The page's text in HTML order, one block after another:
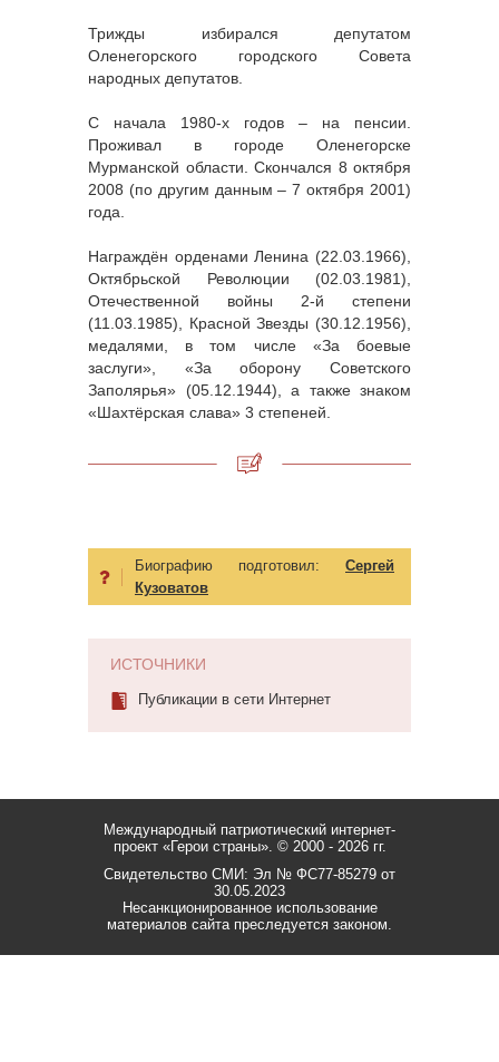
Трижды избирался депутатом
Оленегорского городского Совета
народных депутатов.
С начала 1980-х годов – на пенсии.
Проживал в городе Оленегорске
Мурманской области. Скончался 8 октября
2008 (по другим данным – 7 октября 2001)
года.
Награждён орденами Ленина (22.03.1966),
Октябрьской Революции (02.03.1981),
Отечественной войны 2-й степени
(11.03.1985), Красной Звезды (30.12.1956),
медалями, в том числе «За боевые
заслуги», «За оборону Советского
Заполярья» (05.12.1944), а также знаком
«Шахтёрская слава» 3 степеней.
Биографию подготовил: Сергей
Кузоватов
ИСТОЧНИКИ
Публикации в сети Интернет
Международный патриотический интернет-
проект «Герои страны». © 2000 - 2026 гг.
Свидетельство СМИ: Эл № ФС77-85279 от
30.05.2023
Несанкционированное использование
материалов сайта преследуется законом.